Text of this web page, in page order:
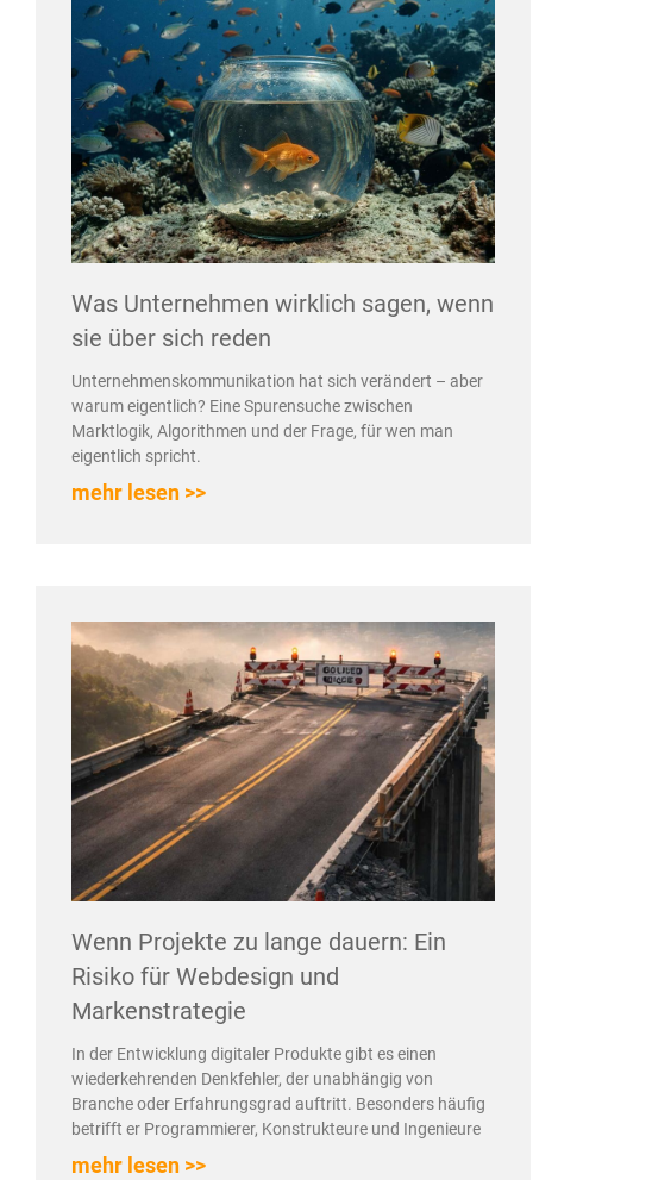
Was Unternehmen wirklich sagen, wenn
sie über sich reden
Unternehmenskommunikation hat sich verändert – aber
warum eigentlich? Eine Spurensuche zwischen
Marktlogik, Algorithmen und der Frage, für wen man
eigentlich spricht.
mehr lesen >>
Wenn Projekte zu lange dauern: Ein
Risiko für Webdesign und
Markenstrategie
In der Entwicklung digitaler Produkte gibt es einen
wiederkehrenden Denkfehler, der unabhängig von
Branche oder Erfahrungsgrad auftritt. Besonders häufig
betrifft er Programmierer, Konstrukteure und Ingenieure
mehr lesen >>